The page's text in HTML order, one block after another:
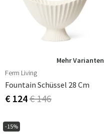
Mehr Varianten
Ferm Living
Fountain Schüssel 28 Cm
€ 124€ 146
-15%